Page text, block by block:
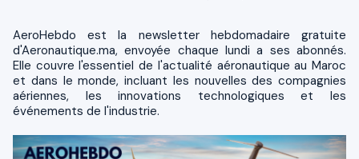
AeroHebdo est la newsletter hebdomadaire gratuite
d'Aeronautique.ma, envoyée chaque lundi a ses abonnés.
Elle couvre l'essentiel de l'actualité aéronautique au Maroc
et dans le monde, incluant les nouvelles des compagnies
aériennes, les innovations technologiques et les
événements de l'industrie.